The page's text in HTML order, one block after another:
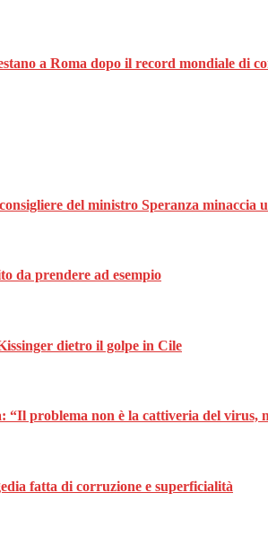
a Roma dopo il record mondiale di
del ministro Speranza minaccia
da prendere ad esempio
dietro il golpe in Cile
“Il problema non è la cattiveria del virus,
fatta di corruzione e superficialità